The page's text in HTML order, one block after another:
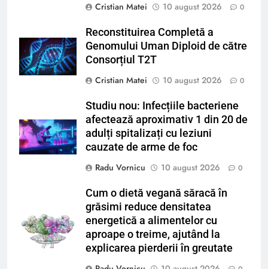
Cristian Matei
10 august 2026 0
Reconstituirea Completă a
Genomului Uman Diploid de către
Consorțiul T2T
Cristian Matei
10 august 2026 0
Studiu nou: Infecțiile bacteriene
afectează aproximativ 1 din 20 de
adulți spitalizați cu leziuni
cauzate de arme de foc
Radu Vornicu
10 august 2026 0
Cum o dietă vegană săracă în
grăsimi reduce densitatea
energetică a alimentelor cu
aproape o treime, ajutând la
explicarea pierderii în greutate